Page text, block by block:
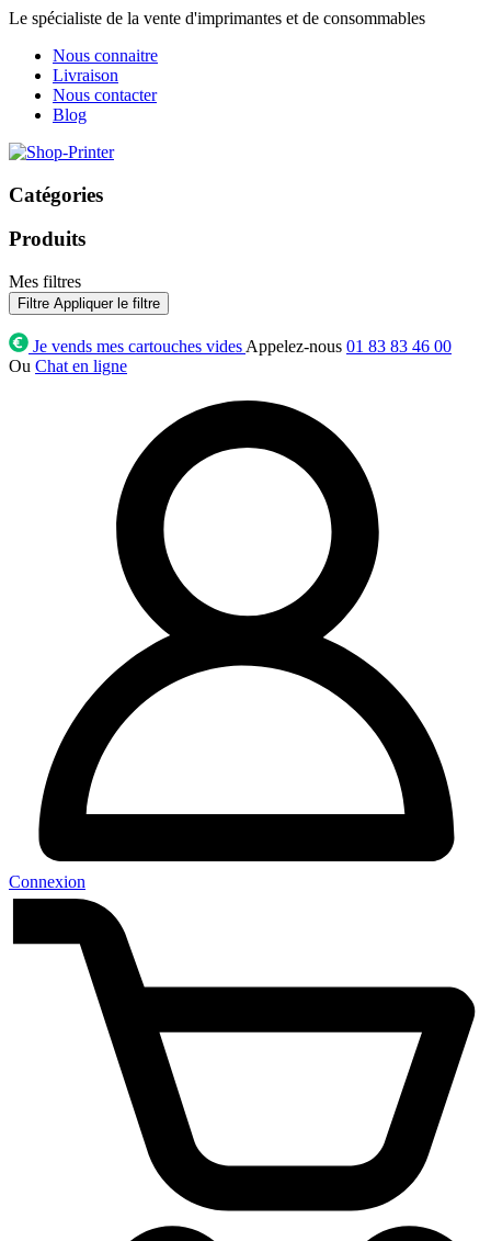
Le spécialiste de la vente d'imprimantes et de consommables
Nous connaitre
Livraison
Nous contacter
Blog
Catégories
Produits
Mes filtres
Filtre Appliquer le filtre
Je vends mes cartouches vides Appelez-nous 01 83 83 46 00
Ou Chat en ligne
Connexion